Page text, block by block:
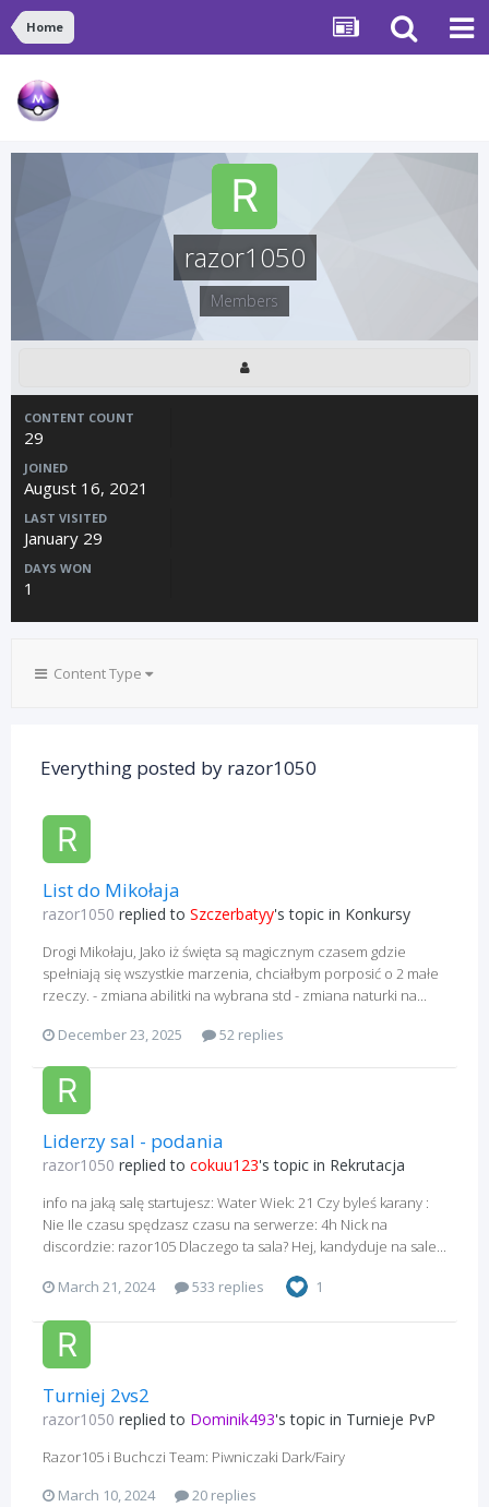
Home
razor1050
Members
CONTENT COUNT
29
JOINED
August 16, 2021
LAST VISITED
January 29
DAYS WON
1
Content Type
Everything posted by razor1050
List do Mikołaja
razor1050 replied to Szczerbatyy's topic in Konkursy
Drogi Mikołaju, Jako iż święta są magicznym czasem gdzie
spełniają się wszystkie marzenia, chciałbym porposić o 2 małe
rzeczy. - zmiana abilitki na wybrana std - zmiana naturki na...
December 23, 2025
52 replies
Liderzy sal - podania
razor1050 replied to cokuu123's topic in Rekrutacja
info na jaką salę startujesz: Water Wiek: 21 Czy byleś karany :
Nie Ile czasu spędzasz czasu na serwerze: 4h Nick na
discordzie: razor105 Dlaczego ta sala? Hej, kandyduje na sale...
March 21, 2024 533 replies 1
Turniej 2vs2
razor1050 replied to Dominik493's topic in Turnieje PvP
Razor105 i Buchczi Team: Piwniczaki Dark/Fairy
March 10, 2024
20 replies